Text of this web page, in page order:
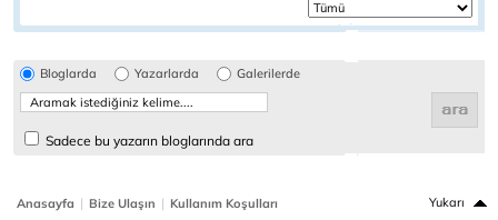
Bloglarda Yazarlarda Galerilerde
Sadece bu yazarın bloglarında ara
Anasayfa | Bize Ulaşın | Kullanım Koşulları Yukarı